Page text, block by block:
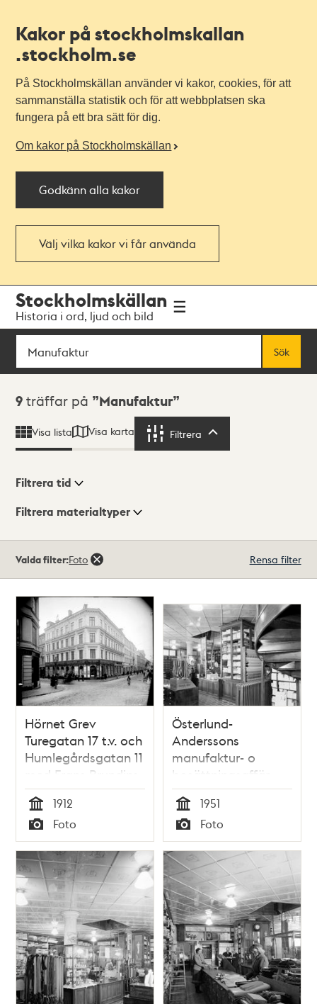
Kakor på stockholmskallan
.stockholm.se
På Stockholmskällan använder vi kakor, cookies, för att
sammanställa statistik och för att webbplatsen ska
fungera på ett bra sätt för dig.
Om kakor på Stockholmskällan
Godkänn alla kakor
Välj vilka kakor vi får använda
navigationen
huvudinnehållet
Stockholmskällan
Historia i ord, ljud och bild
Sök
Sök
Sökresultat
9 träffar på Manufaktur
Visa lista Visa karta Filtrera
Visningsläge
Filtrera tid
Filtrera materialtyper
träffar
Valda filter:Foto Rensa filter
Hörnet Grev
Turegatan 17 t.v. och
Humlegårdsgatan 11
med Frans Brundins
Bosättnings- &
Manufaktur-affär
Tid
1912
Typ
Foto
Österlund-
Anderssons
manufaktur- o
bosättningsaffär
före ombyggnad.
Stora Nygatan 4
Tid
1951
Typ
Foto